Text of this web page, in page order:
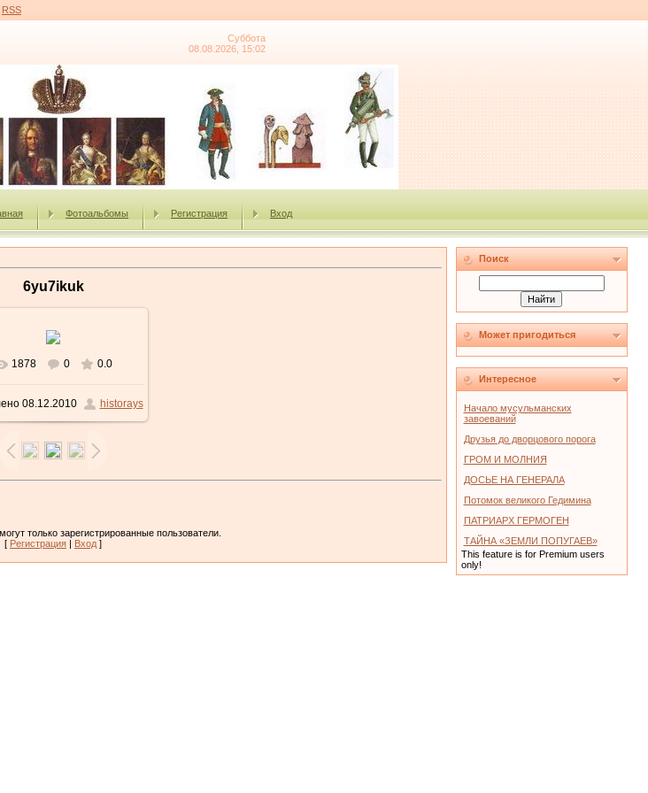
RSS
Суббота
08.08.2026, 15:02
Фотоальбомы Регистрация Вход
6yu7ikuk
1878 0 0.0
08.12.2010 historays
только зарегистрированные пользователи.
[ Регистрация | Вход ]
Поиск
Может пригодиться
Интересное
Начало мусульманских
завоеваний
Друзья до дворцового порога
ГРОМ И МОЛНИЯ
ДОСЬЕ НА ГЕНЕРАЛА
Потомок великого Гедимина
ПАТРИАРХ ГЕРМОГЕН
ТАЙНА «ЗЕМЛИ ПОПУГАЕВ»
This feature is for Premium users
only!